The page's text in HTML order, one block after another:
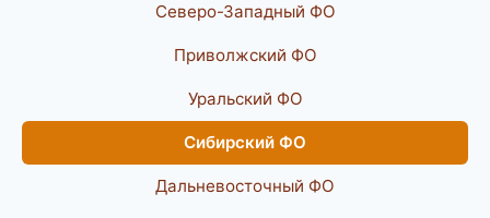
Северо-Западный ФО
Приволжский ФО
Уральский ФО
Сибирский ФО
Дальневосточный ФО